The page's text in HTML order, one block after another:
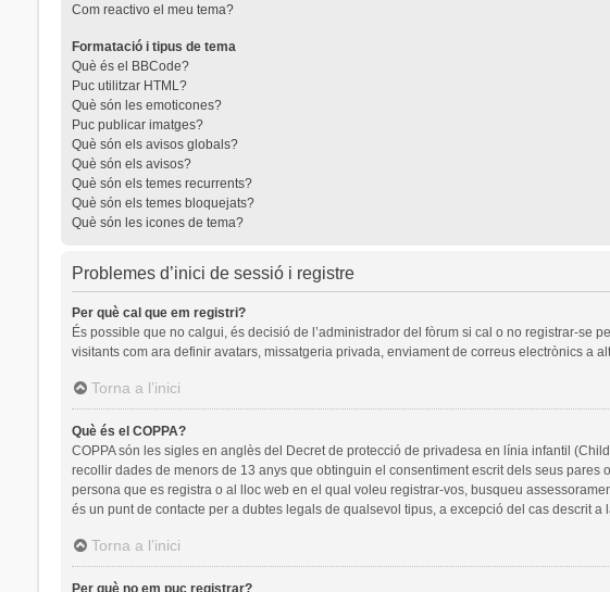
Com reactivo el meu tema?
Formatació i tipus de tema
Què és el BBCode?
Puc utilitzar HTML?
Què són les emoticones?
Puc publicar imatges?
Què són els avisos globals?
Què són els avisos?
Què són els temes recurrents?
Què són els temes bloquejats?
Què són les icones de tema?
Problemes d’inici de sessió i registre
Per què cal que em registri?
És possible que no calgui, és decisió de l’administrador del fòrum si cal o no registrar-
visitants com ara definir avatars, missatgeria privada, enviament de correus electrònics a
Torna a l’inici
Què és el COPPA?
COPPA són les sigles en anglès del Decret de protecció de privadesa en línia infantil
recollir dades de menors de 13 anys que obtinguin el consentiment escrit dels seus
persona que es registra o al lloc web en el qual voleu registrar-vos, busqueu
és un punt de contacte per a dubtes legals de qualsevol tipus, a excepció del cas descrit
Torna a l’inici
Per què no em puc registrar?